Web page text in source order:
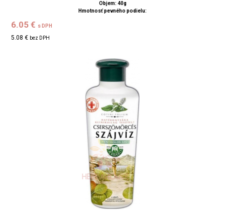
Objem: 40g
Hmotnosť pevného podielu:
6.05 € s DPH
5.08 € bez DPH